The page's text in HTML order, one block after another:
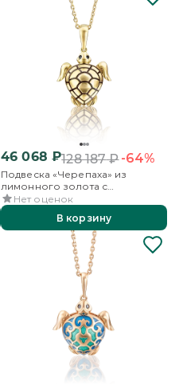
46 068 ₽128 187₽-64%
Подвеска «Черепаха» из
лимонного золота с
фианитами и эмалью
Нет оценок
В корзину